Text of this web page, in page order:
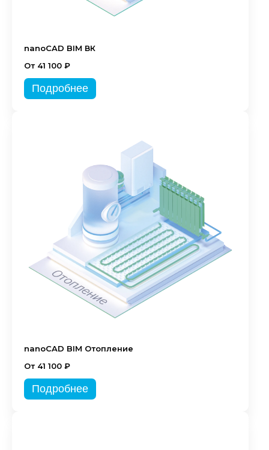
nanoCAD BIM ВК
От 41 100 ₽
Подробнее
nanoCAD BIM Отопление
От 41 100 ₽
Подробнее